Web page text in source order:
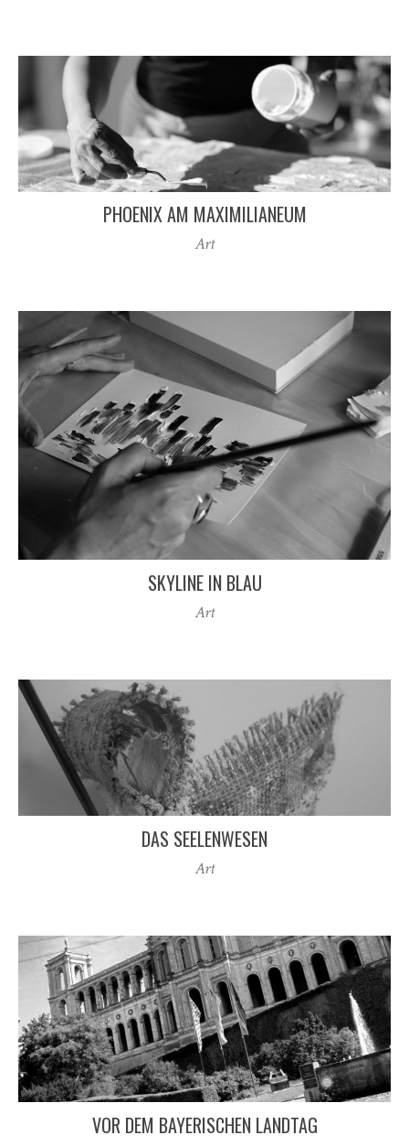
PHOENIX AM MAXIMILIANEUM
Art
SKYLINE IN BLAU
Art
DAS SEELENWESEN
Art
VOR DEM BAYERISCHEN LANDTAG